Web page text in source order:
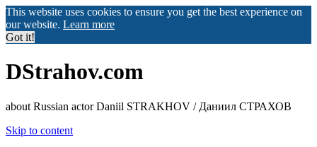
This website uses cookies to ensure you get the best experience on
our website. Learn more
Got it!
DStrahov.com
about Russian actor Daniil STRAKHOV / Даниил СТРАХОВ
Skip to content